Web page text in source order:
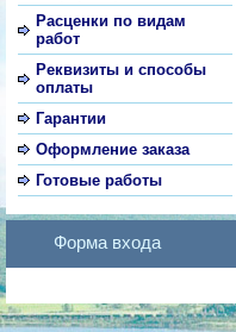
Расценки по видам
работ
Реквизиты и способы
оплаты
Гарантии
Оформление заказа
Готовые работы
Форма входа